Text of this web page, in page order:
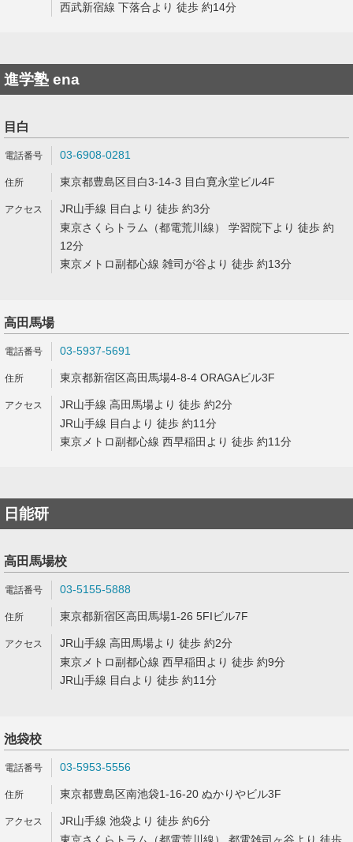
西武新宿線 下落合より 徒歩 約14分
進学塾 ena
目白
03-6908-0281
東京都豊島区目白3-14-3 目白寛永堂ビル4F
JR山手線 目白より 徒歩 約3分
東京さくらトラム（都電荒川線） 学習院下より 徒歩 約
12分
東京メトロ副都心線 雑司が谷より 徒歩 約13分
高田馬場
03-5937-5691
東京都新宿区高田馬場4-8-4 ORAGAビル3F
JR山手線 高田馬場より 徒歩 約2分
JR山手線 目白より 徒歩 約11分
東京メトロ副都心線 西早稲田より 徒歩 約11分
日能研
高田馬場校
03-5155-5888
東京都新宿区高田馬場1-26 5FIビル7F
JR山手線 高田馬場より 徒歩 約2分
東京メトロ副都心線 西早稲田より 徒歩 約9分
JR山手線 目白より 徒歩 約11分
池袋校
03-5953-5556
東京都豊島区南池袋1-16-20 ぬかりやビル3F
JR山手線 池袋より 徒歩 約6分